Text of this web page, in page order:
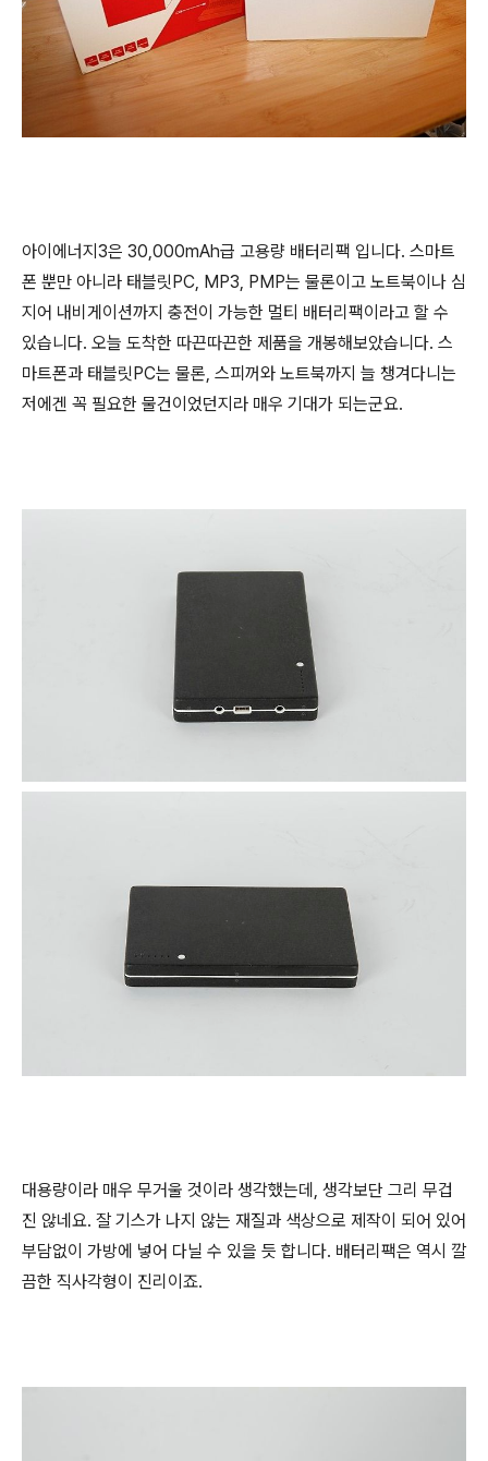
아이에너지3은 30,000mAh급 고용량 배터리팩 입니다. 스마트
폰 뿐만 아니라 태블릿PC, MP3, PMP는 물론이고 노트북이나 심
지어 내비게이션까지 충전이 가능한 멀티 배터리팩이라고 할 수
있습니다. 오늘 도착한 따끈따끈한 제품을 개봉해보았습니다. 스
마트폰과 태블릿PC는 물론, 스피꺼와 노트북까지 늘 챙겨다니는
저에겐 꼭 필요한 물건이었던지라 매우 기대가 되는군요.
대용량이라 매우 무거울 것이라 생각했는데, 생각보단 그리 무겁
진 않네요. 잘 기스가 나지 않는 재질과 색상으로 제작이 되어 있어
부담없이 가방에 넣어 다닐 수 있을 듯 합니다. 배터리팩은 역시 깔
끔한 직사각형이 진리이죠.